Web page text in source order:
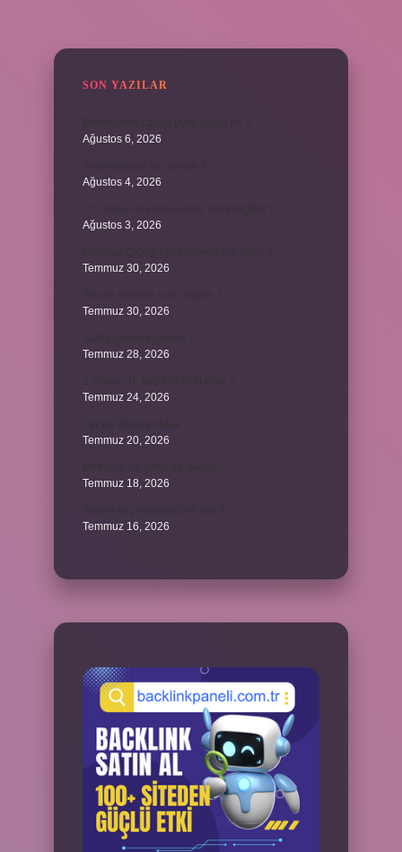
SON YAZILAR
Ağustos 6, 2026
Ağustos 4, 2026
Ağustos 3, 2026
Temmuz 30, 2026
Temmuz 30, 2026
Temmuz 28, 2026
Temmuz 24, 2026
Temmuz 20, 2026
Temmuz 18, 2026
Temmuz 16, 2026